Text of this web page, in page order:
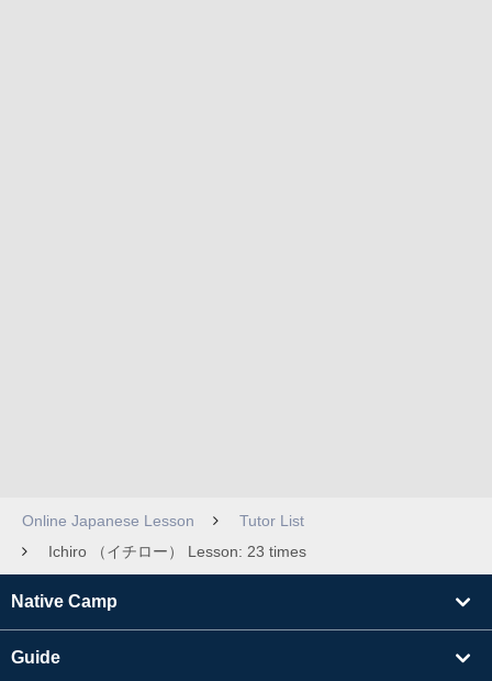
Online Japanese Lesson
Tutor List
Ichiro （イチロー） Lesson: 23 times
Native Camp
Guide